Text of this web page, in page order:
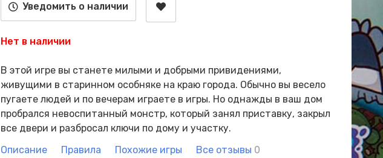
Уведомить о наличии
Нет в наличии
В этой игре вы станете милыми и добрыми привидениями,
живущими в старинном особняке на краю города. Обычно вы весело
пугаете людей и по вечерам играете в игры. Но однажды в ваш дом
пробрался невоспитанный монстр, который занял приставку, закрыл
все двери и разбросал ключи по дому и участку.
Описание
Правила Похожие игры Все отзывы 0